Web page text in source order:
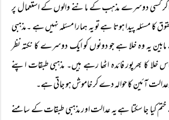
کسی دوسرے مذہب کے ماننے والوں کے استعمال پر
مسئلہ پیدا ہوتا ہے تو یہ ہمارا مسئلہ نہیں ہے ۔مذہبی
یہ وہ خلا ہے جو دونوں کو ایک دوسرے کا نکتہ نظر
خلا کا بھرپور فائدہ اٹھا رہے ہیں۔ مذہبی طبقات اپنے
عدالت آئین کا حوالہ دے کر خاموش ہو جاتی ہے۔
کیا جا سکتا ہے یہ عدالت اور مذہبی طبقات کے سامنے